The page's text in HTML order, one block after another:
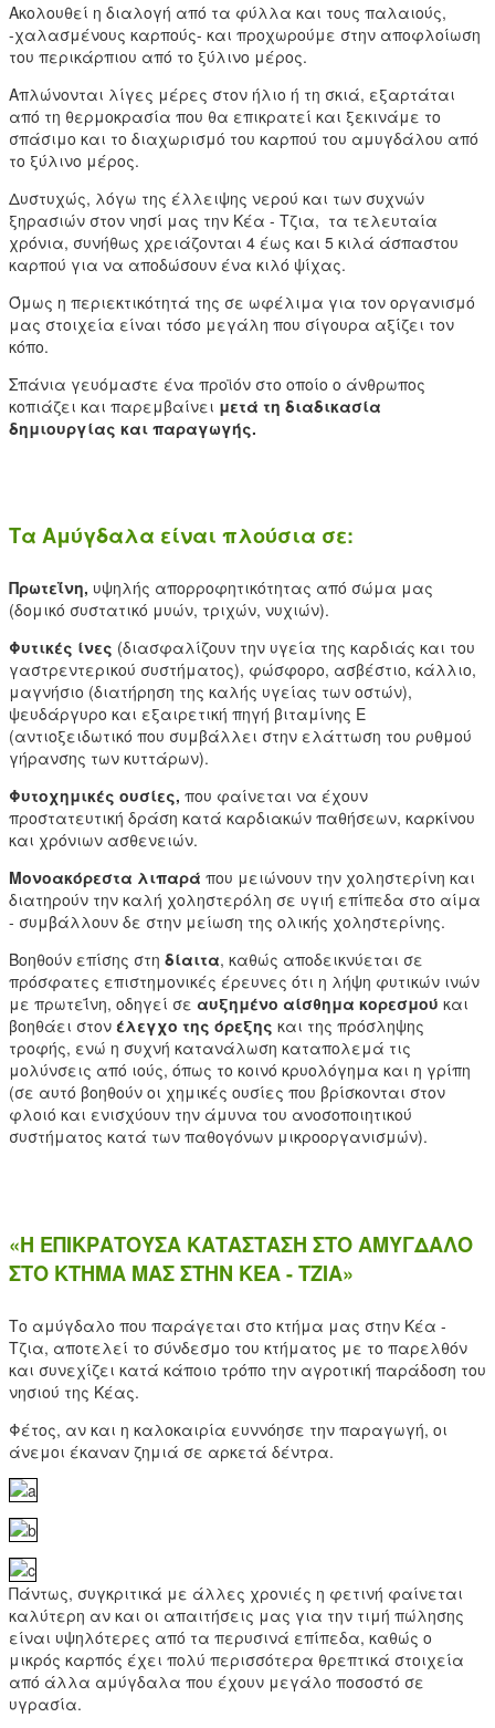
Ακολουθεί η διαλογή από τα φύλλα και τους παλαιούς,
-χαλασμένους καρπούς- και προχωρούμε στην αποφλοίωση
του περικάρπιου από το ξύλινο μέρος.
Απλώνονται λίγες μέρες στον ήλιο ή τη σκιά, εξαρτάται
από τη θερμοκρασία που θα επικρατεί και ξεκινάμε το
σπάσιμο και το διαχωρισμό του καρπού του αμυγδάλου από
το ξύλινο μέρος.
Δυστυχώς, λόγω της έλλειψης νερού και των συχνών
ξηρασιών στον νησί μας την Κέα - Τζια, τα τελευταία
χρόνια, συνήθως χρειάζονται 4 έως και 5 κιλά άσπαστου
καρπού για να αποδώσουν ένα κιλό ψίχας.
Όμως η περιεκτικότητά της σε ωφέλιμα για τον οργανισμό
μας στοιχεία είναι τόσο μεγάλη που σίγουρα αξίζει τον
κόπο.
Σπάνια γευόμαστε ένα προϊόν στο οποίο ο άνθρωπος
κοπιάζει και παρεμβαίνει μετά τη διαδικασία
δημιουργίας και παραγωγής.
Τα Αμύγδαλα είναι πλούσια σε:
Πρωτεΐνη, υψηλής απορροφητικότητας από σώμα μας
(δομικό συστατικό μυών, τριχών, νυχιών).
Φυτικές ίνες (διασφαλίζουν την υγεία της καρδιάς και του
γαστρεντερικού συστήματος), φώσφορο, ασβέστιο, κάλλιο,
μαγνήσιο (διατήρηση της καλής υγείας των οστών),
ψευδάργυρο και εξαιρετική πηγή βιταμίνης Ε
(αντιοξειδωτικό που συμβάλλει στην ελάττωση του ρυθμού
γήρανσης των κυττάρων).
Φυτοχημικές ουσίες, που φαίνεται να έχουν
προστατευτική δράση κατά καρδιακών παθήσεων, καρκίνου
και χρόνιων ασθενειών.
Μονοακόρεστα λιπαρά που μειώνουν την χοληστερίνη και
διατηρούν την καλή χοληστερόλη σε υγιή επίπεδα στο αίμα
- συμβάλλουν δε στην μείωση της ολικής χοληστερίνης.
Βοηθούν επίσης στη δίαιτα, καθώς αποδεικνύεται σε
πρόσφατες επιστημονικές έρευνες ότι η λήψη φυτικών ινών
με πρωτεΐνη, οδηγεί σε αυξημένο αίσθημα κορεσμού και
βοηθάει στον έλεγχο της όρεξης και της πρόσληψης
τροφής, ενώ η συχνή κατανάλωση καταπολεμά τις
μολύνσεις από ιούς, όπως το κοινό κρυολόγημα και η γρίπη
(σε αυτό βοηθούν οι χημικές ουσίες που βρίσκονται στον
φλοιό και ενισχύουν την άμυνα του ανοσοποιητικού
συστήματος κατά των παθογόνων μικροοργανισμών).
«Η ΕΠΙΚΡΑΤΟΥΣΑ ΚΑΤΑΣΤΑΣΗ ΣΤΟ ΑΜΥΓΔΑΛΟ
ΣΤΟ ΚΤΗΜΑ ΜΑΣ ΣΤΗΝ ΚΕΑ - ΤΖΙΑ»
Το αμύγδαλο που παράγεται στο κτήμα μας στην Κέα -
Τζια, αποτελεί το σύνδεσμο του κτήματος με το παρελθόν
και συνεχίζει κατά κάποιο τρόπο την αγροτική παράδοση του
νησιού της Κέας.
Φέτος, αν και η καλοκαιρία ευννόησε την παραγωγή, οι
άνεμοι έκαναν ζημιά σε αρκετά δέντρα.
Πάντως, συγκριτικά με άλλες χρονιές η φετινή φαίνεται
καλύτερη αν και οι απαιτήσεις μας για την τιμή πώλησης
είναι υψηλότερες από τα περυσινά επίπεδα, καθώς ο
μικρός καρπός έχει πολύ περισσότερα θρεπτικά στοιχεία
από άλλα αμύγδαλα που έχουν μεγάλο ποσοστό σε
υγρασία.